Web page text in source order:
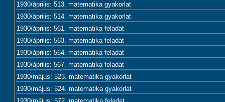
1930/április: 513. matematika gyakorlat
1930/április: 514. matematika gyakorlat
1930/április: 561. matematika feladat
1930/április: 563. matematika feladat
1930/április: 564. matematika feladat
1930/április: 567. matematika feladat
1930/május: 523. matematika gyakorlat
1930/május: 524. matematika gyakorlat